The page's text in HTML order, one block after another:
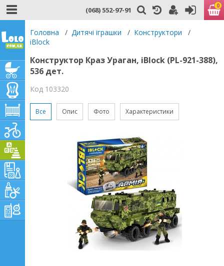
(068) 552-97-91 0
Головна / Дитячі іграшки / Конструктори
/
iBlock
Конструктор Краз Ураган, iBlock (PL-921-388),
536 дет.
Код 103320
Все Опис Фото Характеристики